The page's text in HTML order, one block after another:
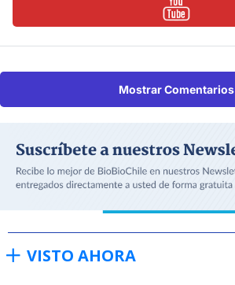
Mostrar Comentarios
VISTO AHORA